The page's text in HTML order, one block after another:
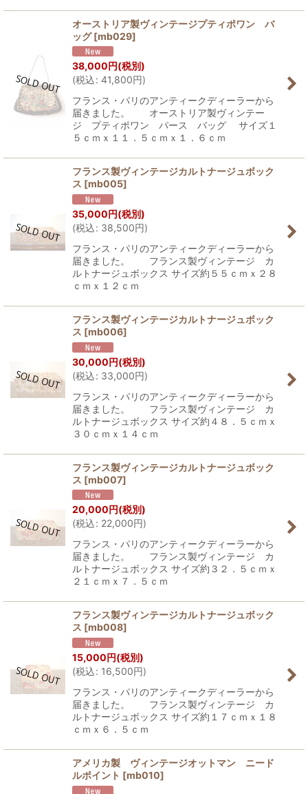
オーストリア製ヴィンテージプティポワン バ
ッグ [mb029]
38,000円(税別)
(税込: 41,800円)
フランス・パリのアンティークディーラーから
届きました。 オーストリア製ヴィンテー
ジ プティポワン パース バッグ サイズ１
５ｃｍｘ１１．５ｃｍｘ１．６ｃｍ
フランス製ヴィンテージカルトナージュボック
ス [mb005]
35,000円(税別)
(税込: 38,500円)
フランス・パリのアンティークディーラーから
届きました。 フランス製ヴィンテージ カ
ルトナージュボックス サイズ約５５ｃｍｘ２８
ｃｍｘ１２ｃｍ
フランス製ヴィンテージカルトナージュボック
ス [mb006]
30,000円(税別)
(税込: 33,000円)
フランス・パリのアンティークディーラーから
届きました。 フランス製ヴィンテージ カ
ルトナージュボックス サイズ約４８．５ｃｍｘ
３０ｃｍｘ１４ｃｍ
フランス製ヴィンテージカルトナージュボック
ス [mb007]
20,000円(税別)
(税込: 22,000円)
フランス・パリのアンティークディーラーから
届きました。 フランス製ヴィンテージ カ
ルトナージュボックス サイズ約３２．５ｃｍｘ
２１ｃｍｘ７．５ｃｍ
フランス製ヴィンテージカルトナージュボック
ス [mb008]
15,000円(税別)
(税込: 16,500円)
フランス・パリのアンティークディーラーから
届きました。 フランス製ヴィンテージ カ
ルトナージュボックス サイズ約１７ｃｍｘ１８
ｃｍｘ６．５ｃｍ
アメリカ製 ヴィンテージオットマン ニード
ルポイント [mb010]